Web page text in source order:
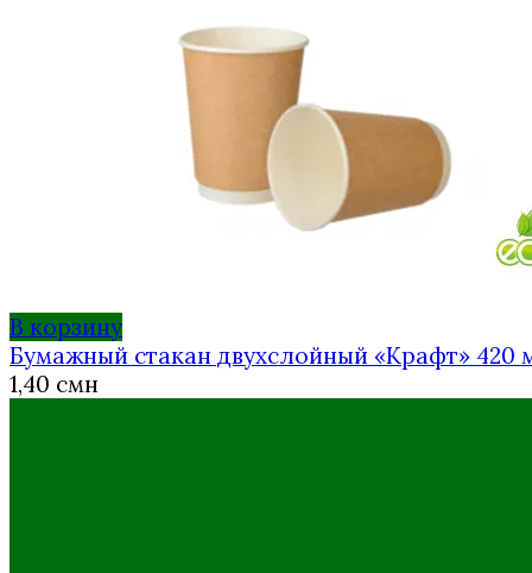
В корзину
Бумажный стакан двухслойный «Крафт» 420
1,40 смн